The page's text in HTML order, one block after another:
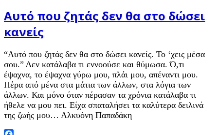
Αυτό που ζητάς δεν θα στο δώσει
κανείς
“Αυτό που ζητάς δεν θα στο δώσει κανείς. Το ‘χεις μέσα
σου.” Δεν κατάλαβα τι εννοούσε και θύμωσα. Ό,τι
έψαχνα, το έψαχνα γύρω μου, πλάι μου, απέναντι μου.
Πέρα από μένα στα μάτια των άλλων, στα λόγια των
άλλων. Και μόνο όταν πέρασαν τα χρόνια κατάλαβα τι
ήθελε να μου πει. Είχα σπαταλήσει τα καλύτερα δειλινά
της ζωής μου… Αλκυόνη Παπαδάκη